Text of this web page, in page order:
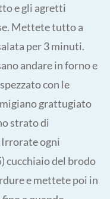
e gli agretti
Mettete tutto a
per 3 minuti.
andare in forno e
con le
grattugiato
strato di
Irrorate ogni
cucchiaio del brodo
e mettete poi in